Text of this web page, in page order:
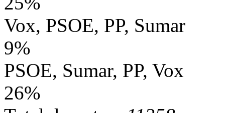
Vox, PSOE, PP, Sumar
9%
PSOE, Sumar, PP, Vox
26%